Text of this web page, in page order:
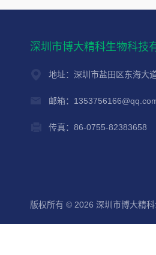
深圳市博大精科生物科技
地址：深圳市盐田区东海大
邮箱：
传真：86-0755-82383658
版权所有 © 2026 深圳市博大精